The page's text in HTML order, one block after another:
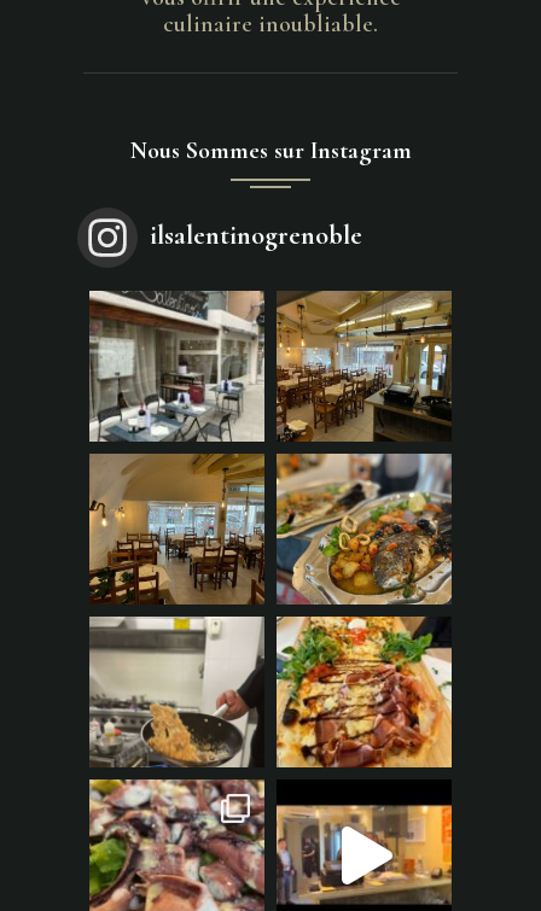
culinaire inoubliable.
Nous Sommes sur Instagram
ilsalentinogrenoble